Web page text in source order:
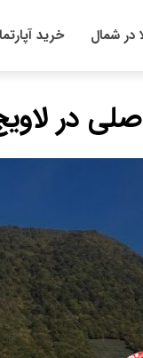
در شمال خرید
در